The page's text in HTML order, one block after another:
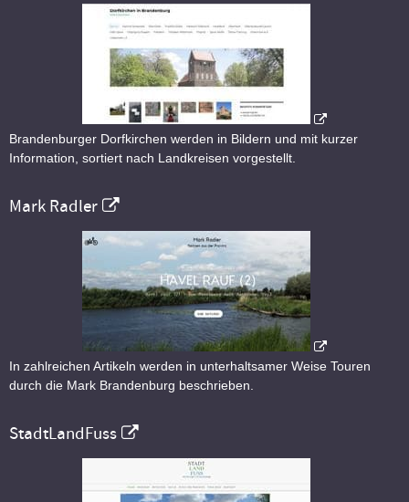
Brandenburger Dorfkirchen werden in Bildern und mit kurzer
Information, sortiert nach Landkreisen vorgestellt.
Mark Radler
In zahlreichen Artikeln werden in unterhaltsamer Weise Touren
durch die Mark Brandenburg beschrieben.
StadtLandFuss